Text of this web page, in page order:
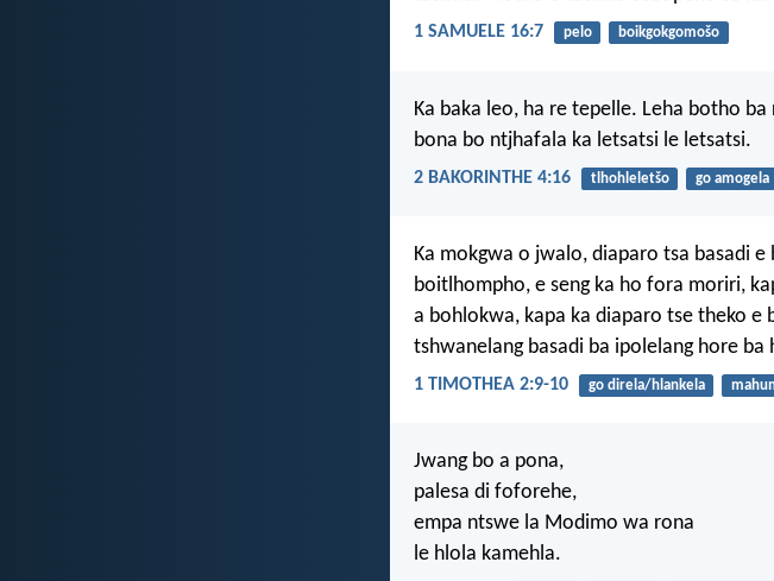
1 SAMUELE 16:7 pelo boikgokgomošo
Ka baka leo, ha re tepelle. Leha botho
bona bo ntjhafala ka letsatsi le letsatsi.
2 BAKORINTHE 4:16 tlhohleletšo go amogela
Ka mokgwa o jwalo, diaparo tsa basadi
boitlhompho, e seng ka ho fora moriri,
a bohlokwa, kapa ka diaparo tse theko e
tshwanelang basadi ba ipolelang hore
1 TIMOTHEA 2:9-10 go direla/hlankela
Jwang bo a pona,
palesa di foforehe,
empa ntswe la Modimo wa rona
le hlola kamehla.